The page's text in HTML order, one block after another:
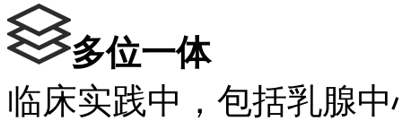
多位一体
临床实践中，包括乳腺